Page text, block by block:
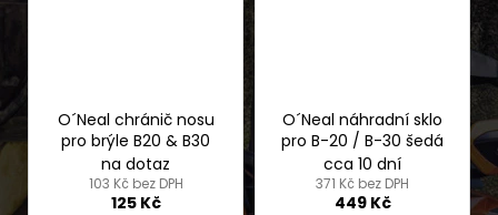
O´Neal chránič nosu
pro brýle B20 & B30
na dotaz
103 Kč bez DPH
125 Kč
O´Neal náhradní sklo
pro B-20 / B-30 šedá
cca 10 dní
371 Kč bez DPH
449 Kč